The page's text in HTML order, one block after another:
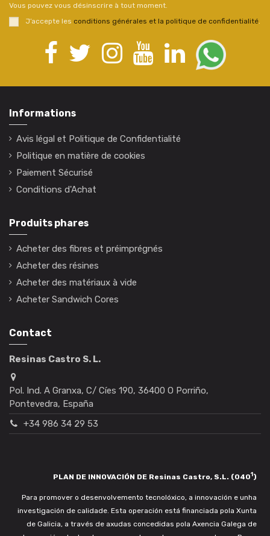
Vous pouvez vous désinscrire à tout moment.
J’accepte les conditions générales et la politique de confidentialité.
Informations
Avis légal et Politique de Confidentialité
Politique en matière de cookies
Paiement Sécurisé
Conditions d'Achat
Produits phares
Acheter des fibres et préimprégnés
Acheter des résines
Acheter des matériaux à vide
Acheter Sandwich Cores
Contact
Resinas Castro S. L.
Pol. Ind. A Granxa, C/ Cíes 190, 36400 O Porriño,
Pontevedra, España
+34 986 34 29 53
PLAN DE INNOVACIÓN DE Resinas Castro, S.L. (0401)
Para promover o desenvolvemento tecnolóxico, a innovación e unha
investigación de calidade. Esta operación está financiada pola Xunta
de Galicia, a través de axudas concedidas pola Axencia Galega de